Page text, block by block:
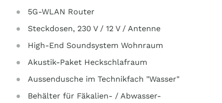
5G-WLAN Router
Steckdosen, 230 V / 12 V / Antenne
High-End Soundsystem Wohnraum
Akustik-Paket Heckschlafraum
Aussendusche im Technikfach "Wasser"
Behälter für Fäkalien- / Abwasser-